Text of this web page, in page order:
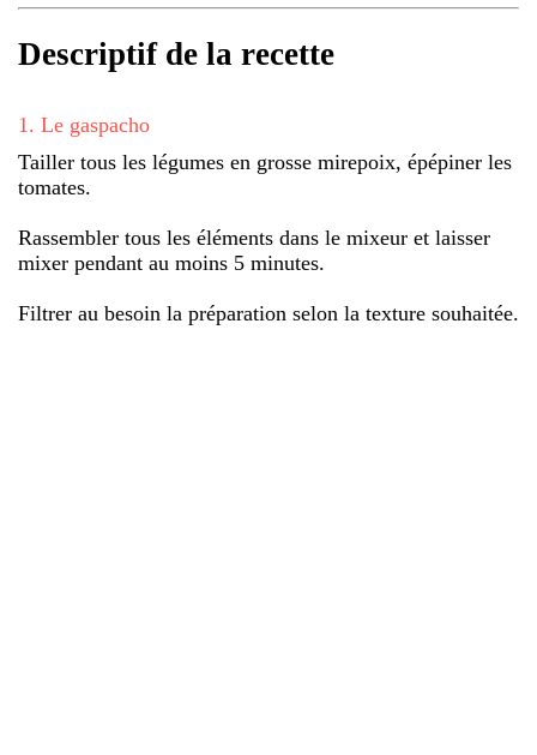
Descriptif de la recette
1 . Le gaspacho
Tailler tous les légumes en grosse mirepoix, épépiner les
tomates.
Rassembler tous les éléments dans le mixeur et laisser
mixer pendant au moins 5 minutes.
Filtrer au besoin la préparation selon la texture souhaitée.